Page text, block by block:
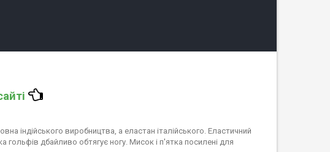
індійського виробництва, а еластан італійського. Еластичний
дбайливо обтягує ногу. Мисок і п'ятка посилені для